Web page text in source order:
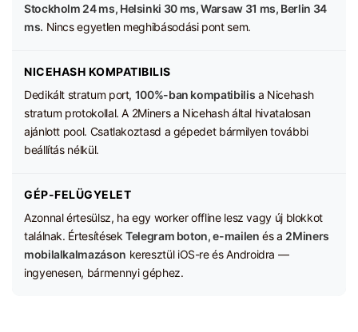
Stockholm 24 ms, Helsinki 30 ms, Warsaw 31 ms, Berlin 34
ms. Nincs egyetlen meghibásodási pont sem.
NICEHASH KOMPATIBILIS
Dedikált stratum port, 100%-ban kompatibilis a Nicehash
stratum protokollal. A 2Miners a Nicehash által hivatalosan
ajánlott pool. Csatlakoztasd a gépedet bármilyen további
beállítás nélkül.
GÉP-FELÜGYELET
Azonnal értesülsz, ha egy worker offline lesz vagy új blokkot
találnak. ÉrtesítésekTelegram boton, e-mailen és a 2Miners
mobilalkalmazáson keresztül iOS-re és Androidra —
ingyenesen, bármennyi géphez.